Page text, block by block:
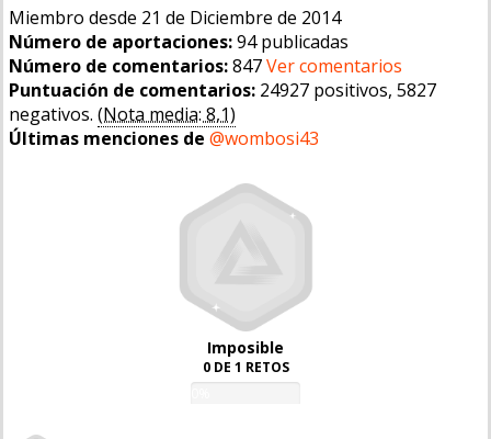
Miembro desde 21 de Diciembre de 2014
Número de aportaciones:94 publicadas
Número de comentarios:847Ver comentarios
Puntuación de comentarios: 24927 positivos, 5827
negativos. (Nota media: 8,1)
Últimas menciones de @wombosi43
Imposible
0 DE 1 RETOS